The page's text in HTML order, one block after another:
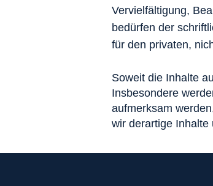
Vervielfältigung,
bedürfen der
für den privaten,
Soweit die Inhalte
Insbesondere
aufmerksam
wir derartige Inhalte